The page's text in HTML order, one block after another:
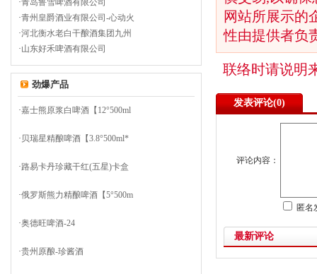
·青岛鲁雪啤酒有限公司
·青州皇爵酒业有限公司-心动火
·河北衡水老白干酿酒集团九州
·山东好禾啤酒有限公司
劲爆产品
·嘉士熊原浆白啤酒【12°500ml
· 贝瑞星精酿啤酒【3.8°500ml*
·路易卡丹珍藏干红(五星)卡盒
·俄罗斯熊力精酿啤酒【5°500m
·奥德旺啤酒-24
·贵州原酿-珍酱酒
网站所展示的
性由提供者负
联络时请说明
发表评论(0)
评论内容：
匿
最新评论